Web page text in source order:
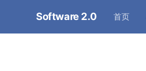
Software 2.0 首页